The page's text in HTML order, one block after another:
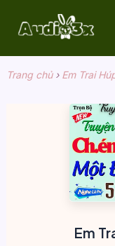
Trang chủ› Em Trai
Em